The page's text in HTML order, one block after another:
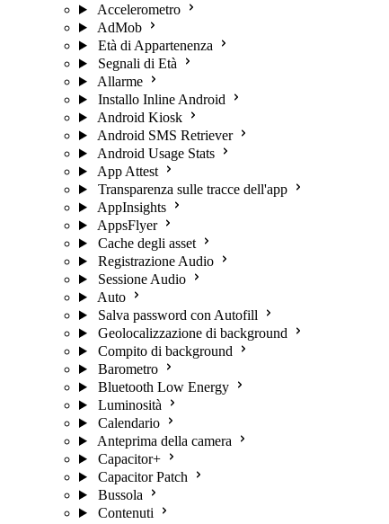
Accelerometro
AdMob
Età di Appartenenza
Segnali di Età
Allarme
Installo Inline Android
Android Kiosk
Android SMS Retriever
Android Usage Stats
App Attest
Transparenza sulle tracce dell'app
AppInsights
AppsFlyer
Cache degli asset
Registrazione Audio
Sessione Audio
Auto
Salva password con Autofill
Geolocalizzazione di background
Compito di background
Barometro
Bluetooth Low Energy
Luminosità
Calendario
Anteprima della camera
Capacitor+
Capacitor Patch
Bussola
Contenuti